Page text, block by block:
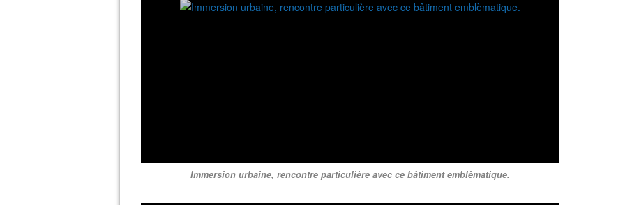
Immersion urbaine, rencontre particulière avec ce bâtiment emblèmatique.